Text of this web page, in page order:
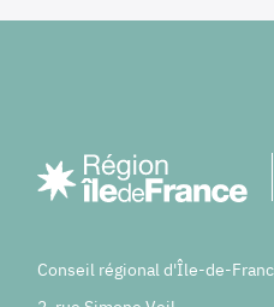
Conseil régional d'Île-de-